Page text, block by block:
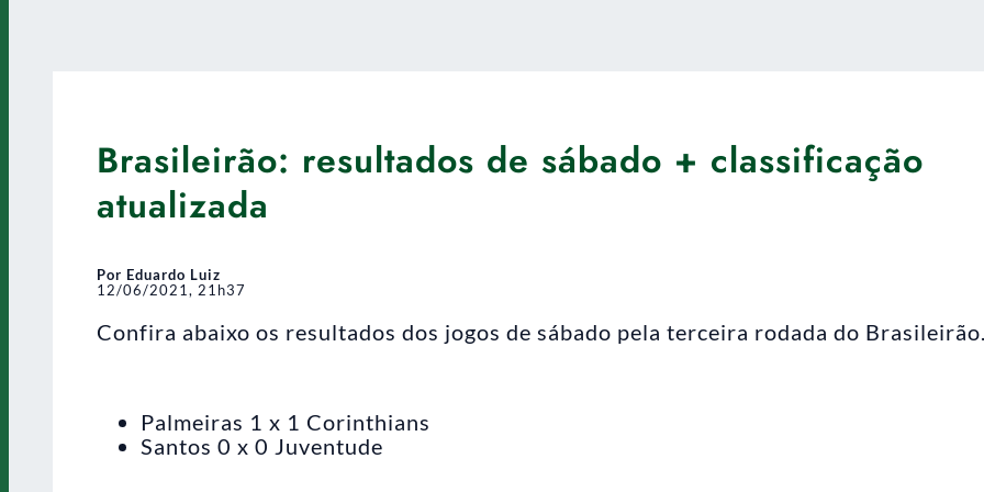
Brasileirão: resultados de sábado + classificação
atualizada
Por Eduardo Luiz
12/06/2021, 21h37
Confira abaixo os resultados dos jogos de sábado pela terceira rodada do
Palmeiras 1 x 1 Corinthians
Santos 0 x 0 Juventude